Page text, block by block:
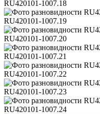
RU420101-1007.18
RU420101-1007.19
RU420101-1007.20
RU420101-1007.21
RU420101-1007.22
RU420101-1007.23
RU420101-1007.24